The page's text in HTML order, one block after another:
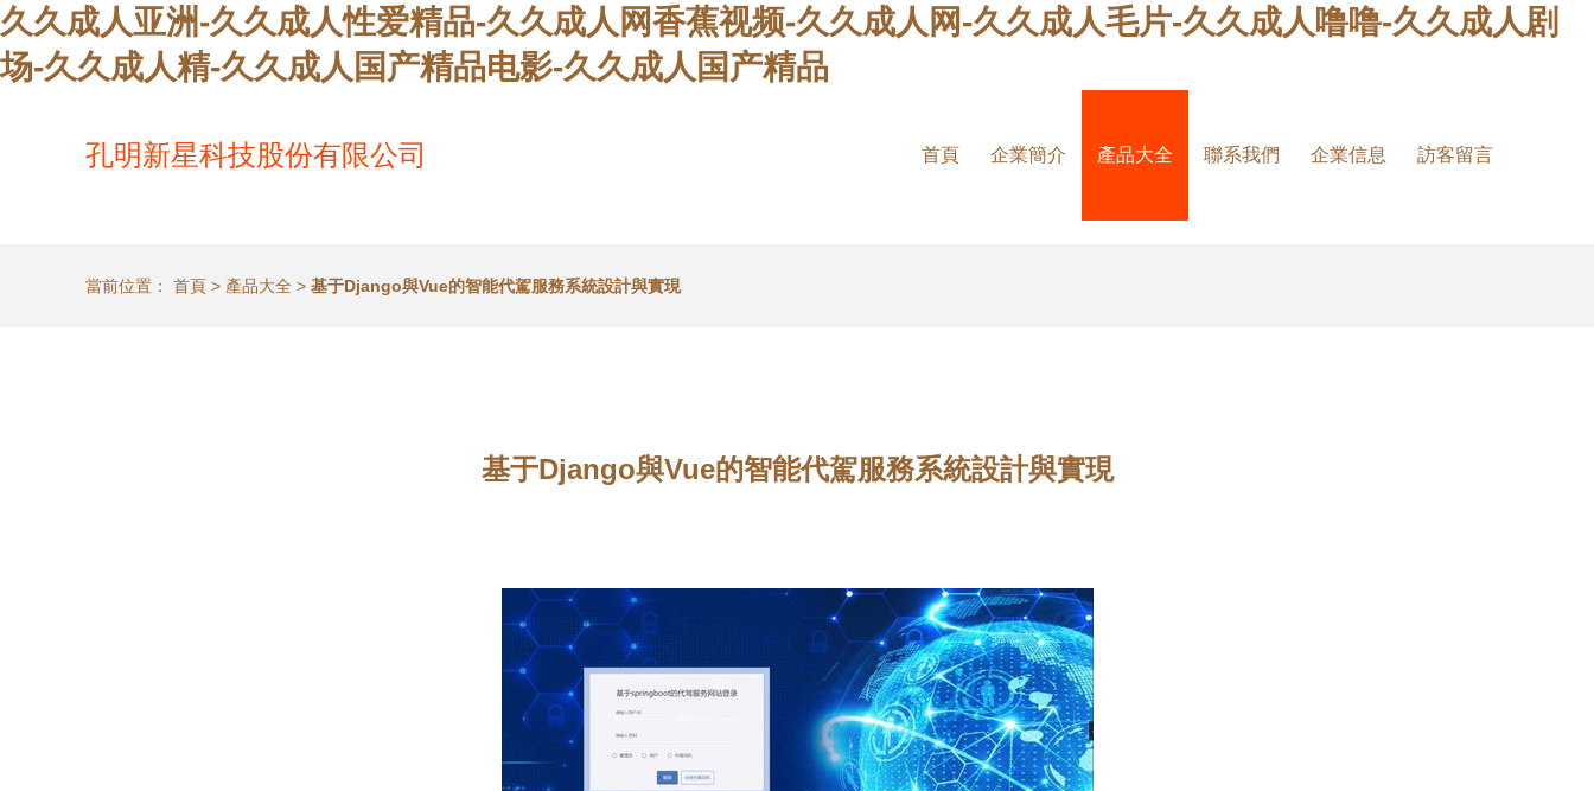
久久成人亚洲-久久成人性爱精品-久久成人网香蕉视频-久久成人网-久久成人毛片-久久成人噜噜-久久成人剧
场-久久成人精-久久成人国产精品电影-久久成人国产精品
孔明新星科技股份有限公司 首頁 企業簡介 產品大全 聯系我們 企業信息 訪客留言
當前位置： 首頁 > 產品大全 > 基于Django與Vue的智能代駕服務系統設計與實現
基于Django與Vue的智能代駕服務系統設計與實現